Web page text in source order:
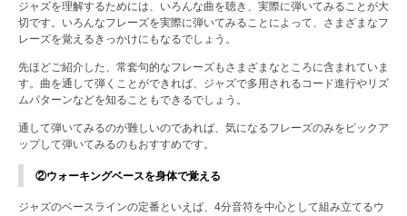
ジャズを理解するためには、いろんな曲を聴き、実際に弾いてみることが大
切です。いろんなフレーズを実際に弾いてみることによって、さまざまなフ
レーズを覚えるきっかけにもなるでしょう。
先ほどご紹介した、常套句的なフレーズもさまざまなところに含まれていま
す。曲を通して弾くことができれば、ジャズで多用されるコード進行やリズ
ムパターンなどを知ることもできるでしょう。
通して弾いてみるのが難しいのであれば、気になるフレーズのみをピックア
ップして弾いてみるのもおすすめです。
②ウォーキングベースを身体で覚える
ジャズのベースラインの定番といえば、4分音符を中心として組み立てるウ